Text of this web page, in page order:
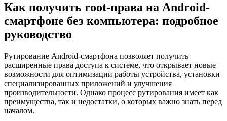
Как получить root-права на Android-
смартфоне без компьютера: подробное
руководство
Рутирование Android-смартфона позволяет получить
расширенные права доступа к системе, что открывает новые
возможности для оптимизации работы устройства, установки
специализированных приложений и улучшения
производительности. Однако процесс рутирования имеет как
преимущества, так и недостатки, о которых важно знать перед
началом.